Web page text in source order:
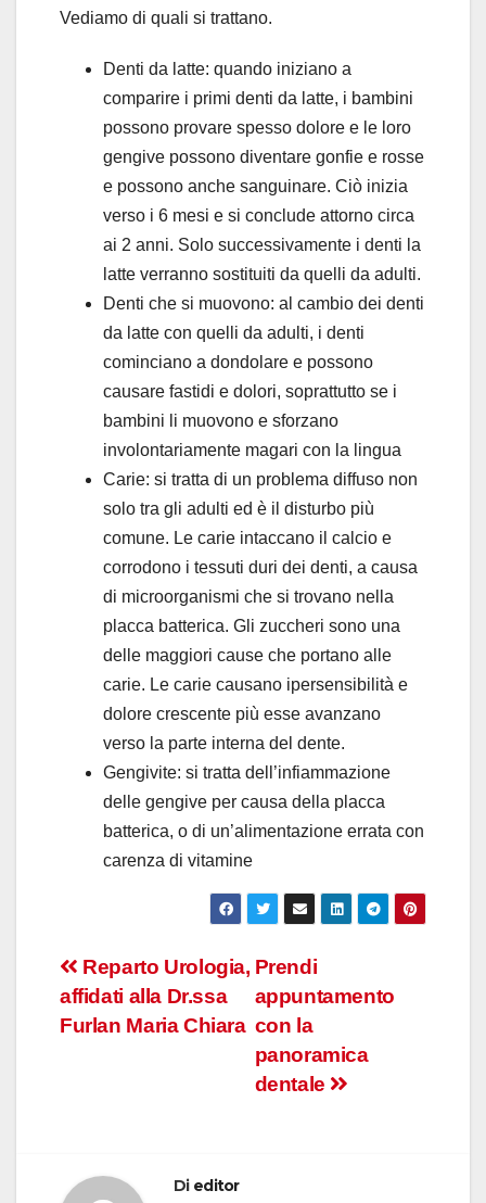
Vediamo di quali si trattano.
Denti da latte: quando iniziano a
comparire i primi denti da latte, i bambini
possono provare spesso dolore e le loro
gengive possono diventare gonfie e rosse
e possono anche sanguinare. Ciò inizia
verso i 6 mesi e si conclude attorno circa
ai 2 anni. Solo successivamente i denti la
latte verranno sostituiti da quelli da adulti.
Denti che si muovono: al cambio dei denti
da latte con quelli da adulti, i denti
cominciano a dondolare e possono
causare fastidi e dolori, soprattutto se i
bambini li muovono e sforzano
involontariamente magari con la lingua
Carie: si tratta di un problema diffuso non
solo tra gli adulti ed è il disturbo più
comune. Le carie intaccano il calcio e
corrodono i tessuti duri dei denti, a causa
di microorganismi che si trovano nella
placca batterica. Gli zuccheri sono una
delle maggiori cause che portano alle
carie. Le carie causano ipersensibilità e
dolore crescente più esse avanzano
verso la parte interna del dente.
Gengivite: si tratta dell’infiammazione
delle gengive per causa della placca
batterica, o di un’alimentazione errata con
carenza di vitamine
Navigazione
articoli
Prendi
appuntamento
con la
panoramica
dentale
Reparto Urologia,
affidati alla Dr.ssa
Furlan Maria Chiara
Di editor